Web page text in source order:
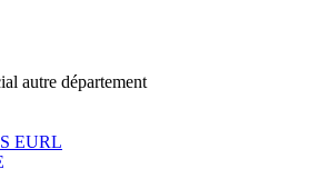
autre département
EURL